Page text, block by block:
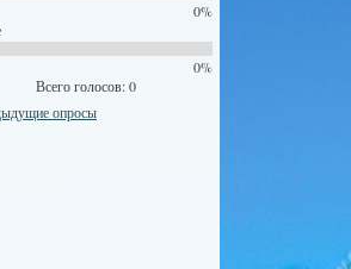
0%
0%
Всего голосов: 0
опросы